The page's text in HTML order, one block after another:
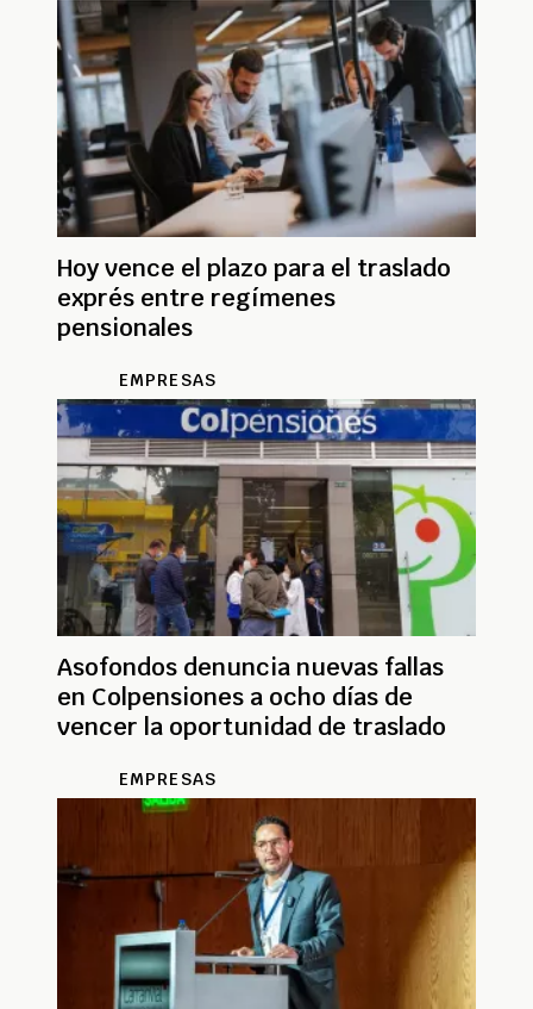
Hoy vence el plazo para el traslado
exprés entre regímenes
pensionales
EMPRESAS
Asofondos denuncia nuevas fallas
en Colpensiones a ocho días de
vencer la oportunidad de traslado
EMPRESAS